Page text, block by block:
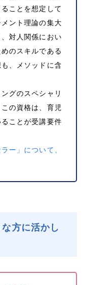
ことを想定して
ント理論の集大
対人関係におい
のスキルである
、メソッドに含
グのスペシャリ
の資格は、育児
ことが受講要件
ー」について、
方に活かし